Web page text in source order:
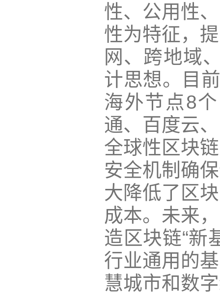
性、公用性
性为特征，
网、跨地域
计思想。目
海外节点8
通、百度云
全球性区块
安全机制确
大降低了区
成本。未来
造区块链“新
行业通用的
慧城市和数